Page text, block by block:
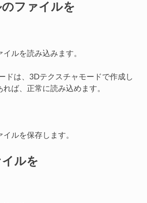
ファイルを
ルを読み込みます。
ドは、3Dテクスチャモードで作成し
ば、正常に読み込めます。
ルを保存します。
ルを